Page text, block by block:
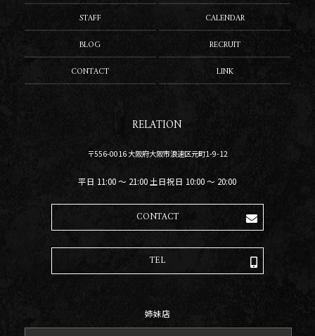
STAFF
CALENDAR
BLOG
RECRUIT
CONTACT
LINK
RELATION
〒556-0016 大阪府大阪市浪速区元町1-9-12
平日 11:00 〜 21:00 土日祝日 10:00 〜 20:00
CONTACT
TEL
姉妹店